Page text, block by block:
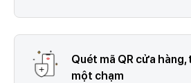
Quét mã QR cửa
một chạm